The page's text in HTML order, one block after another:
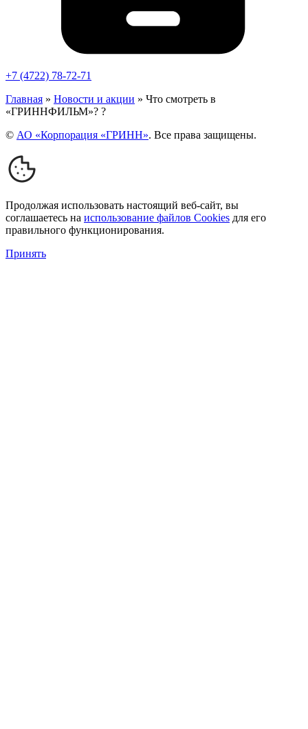
+7 (4722) 78-72-71
Главная » Новости и акции » Что смотреть в
«ГРИННФИЛЬМ»? ?
© АО «Корпорация «ГРИНН». Все права защищены.
Продолжая использовать настоящий веб-сайт, вы
соглашаетесь на использование файлов Cookies для его
правильного функционирования.
Принять